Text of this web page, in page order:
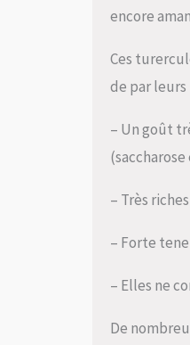
encore
Ces
de par
– Un goût
– Très
– Forte
– Elles ne
De